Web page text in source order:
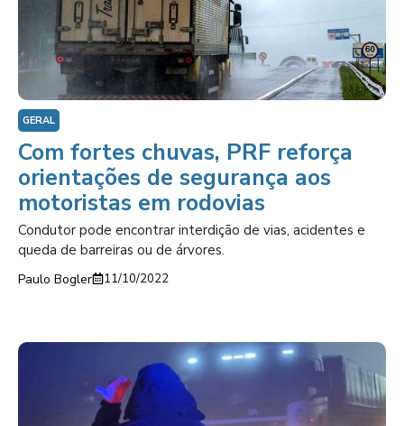
GERAL
Com fortes chuvas, PRF reforça
orientações de segurança aos
motoristas em rodovias
Condutor pode encontrar interdição de vias, acidentes e
queda de barreiras ou de árvores.
Paulo Bogler 11/10/2022